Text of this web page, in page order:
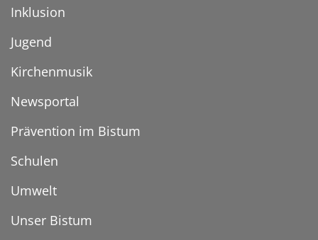
Inklusion
Jugend
Kirchenmusik
Newsportal
Prävention im Bistum
Schulen
Umwelt
Unser Bistum